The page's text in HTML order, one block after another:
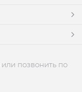
или позвонить по